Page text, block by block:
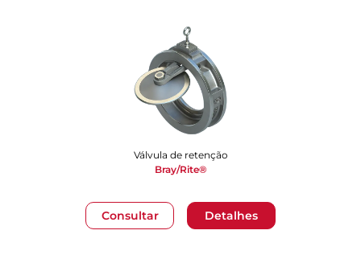
Consultar Detalhes
Válvula de retenção
Bray/Rite®